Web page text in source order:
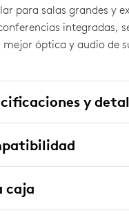
para salas grandes y
integradas,
mejor óptica y audio de
y
caja